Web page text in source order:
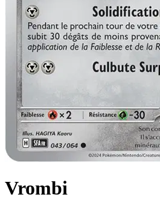
Vrombi